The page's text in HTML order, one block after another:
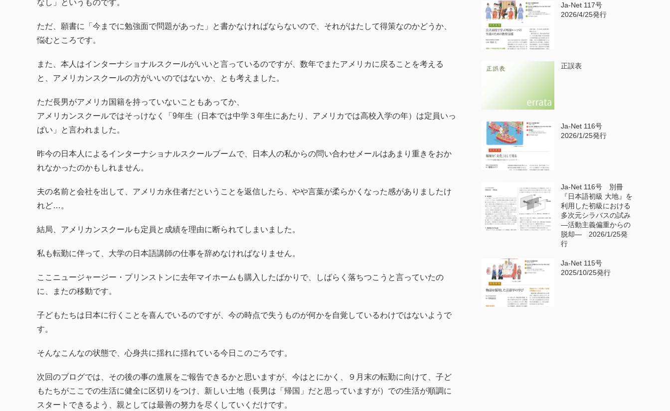
なし」というものです。
ただ、願書に「今までに勉強面で問題があった」と書かなければならないので、それがはたして得策なのかどうか、
悩むところです。
また、本人はインターナショナルスクールがいいと言っているのですが、数年でまたアメリカに戻ることを考える
と、アメリカンスクールの方がいいのではないか、とも考えました。
ただ長男がアメリカ国籍を持っていないこともあってか、
アメリカンスクールではそっけなく「9年生（日本では中学３年生にあたり、アメリカでは高校入学の年）は定員いっ
ぱい」と言われました。
昨今の日本人によるインターナショナルスクールブームで、日本人の私からの問い合わせメールはあまり重きをおか
れなかったのかもしれません。
夫の名前と会社を出して、アメリカ永住者だということを返信したら、やや言葉が柔らかくなった感がありましたけ
れど…。
結局、アメリカンスクールも定員と成績を理由に断られてしまいました。
私も転勤に伴って、大学の日本語講師の仕事を辞めなければなりません。
ここニュージャージー・プリンストンに去年マイホームも購入したばかりで、しばらく落ちつこうと言っていたの
に、またの移動です。
子どもたちは日本に行くことを喜んでいるのですが、今の時点で失うものが何かを自覚しているわけではないようで
す。
そんなこんなの状態で、心身共に揺れに揺れている今日このごろです。
次回のブログでは、その後の事の進展をご報告できるかと思いますが、今はとにかく、９月末の転勤に向けて、子ど
もたちがここでの生活に健全に区切りをつけ、新しい土地（長男は「帰国」だと思っていますが）での生活が順調に
スタートできるよう、親としては最善の努力を尽くしていくだけです。
Ja-Net 117号
2026/4/25発行
正誤表
Ja-Net 116号
2026/1/25発行
Ja-Net 116号 別冊
『日本語初級 大地』を
利用した初級における
多次元シラバスの試み
—活動主義偏重からの
脱却— 2026/1/25発
行
Ja-Net 115号
2025/10/25発行